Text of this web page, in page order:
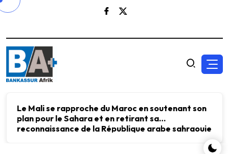
Le Mali se rapproche du Maroc en soutenant son
plan pour le Sahara et en retirant sa
reconnaissance de la République arabe sahraouie